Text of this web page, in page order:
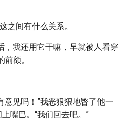
之间有什么关系。
，我还用它干嘛，早就被人看穿
额。
意见吗！”我恶狠狠地瞥了他一
嘴巴。“我们回去吧。”